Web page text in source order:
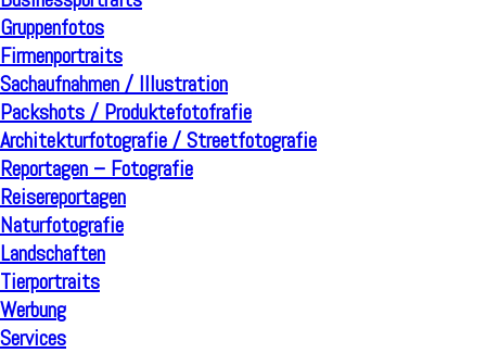
Gruppenfotos
Firmenportraits
Sachaufnahmen / Illustration
Packshots / Produktefotofrafie
Architekturfotografie / Streetfotografie
Reportagen – Fotografie
Reisereportagen
Naturfotografie
Landschaften
Tierportraits
Werbung
Services